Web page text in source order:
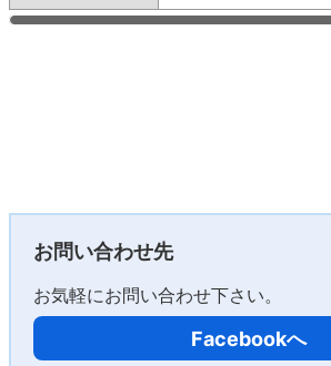
お問い合わせ先
お気軽にお問い合わせ下さい。
Facebookへ